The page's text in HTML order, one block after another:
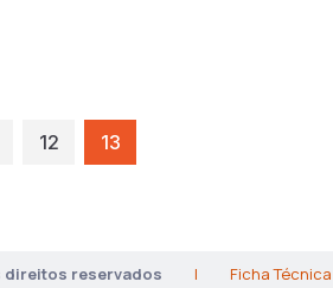
12 13
direitos reservados | Ficha Técnica